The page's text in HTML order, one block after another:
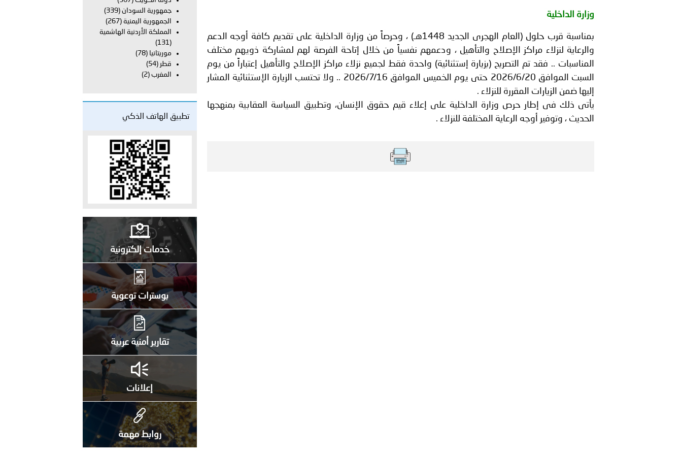
فلسطين ـ 1448/02/21هـ ــ الموافق 2026/08/04 م - الشرطة تطلق مخيمًا صيفيًا في أريحا وتنفذ محاضرة توعوية للأطفال في رام
انعقاد المؤتمر العربي الثاني عشر للمسؤولين عن الأمن السياحي
وزارة الداخلية
بمناسبة قرب حلول (العام الهجرى الجديد 1448هـ) ، وحرصاً من وزارة الداخلية على تقديم كافة أوجه الدعم
والرعاية لنزلاء مراكز الإصلاح والتأهيل ، ودعمهم نفسياً من خلال إتاحة الفرصة لهم لمشاركة ذويهم مختلف
المناسبات .. فقد تم التصريح (بزيارة إستثنائية) واحدة فقط لجميع نزلاء مراكز الإصلاح والتأهيل إعتباراً من يوم
السبت الموافق 2026/6/20 حتى يوم الخميس الموافق 2026/7/16 .. ولا تحتسب الزيارة الإستثنائية المشار
إليها ضمن الزيارات المقررة للنزلاء .
يأتى ذلك فى إطار حرص وزارة الداخلية على إعلاء قيم حقوق الإنسان، وتطبيق السياسة العقابية بمنهجها
الحديث ، وتوفير أوجه الرعاية المختلفة للنزلاء .
جمهورية السودان (339)
الجمهورية اليمنية (267)
المملكة الأردنية الهاشمية
(131)
موريتانيا (78)
قطر (54)
المغرب (2)
تطبيق الهاتف الذكي
خدمات إلكترونية
بوسترات توعوية
تقارير أمنية عربية
إعلانات
روابط مهمة